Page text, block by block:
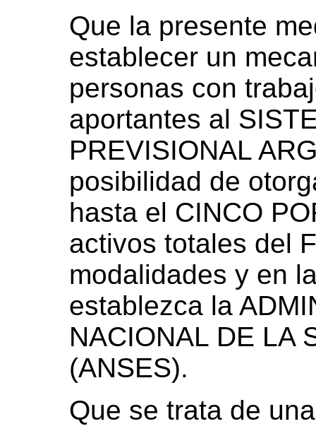
Que la presente
establecer un
personas con
aportantes al
PREVISIONAL
posibilidad de
hasta el CINCO
activos totales del
modalidades y en
establezca la
NACIONAL DE LA
(ANSES).
Que se trata de